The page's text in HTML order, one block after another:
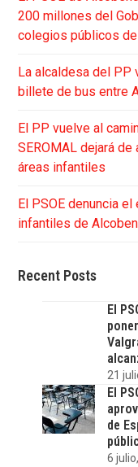
200 millones del
colegios públicos de
La alcaldesa del PP
billete de bus entre
El PP vuelve al
SEROMAL dejará
áreas infantiles
El PSOE denuncia
infantiles de
Recent Posts
El
21
El
de
6